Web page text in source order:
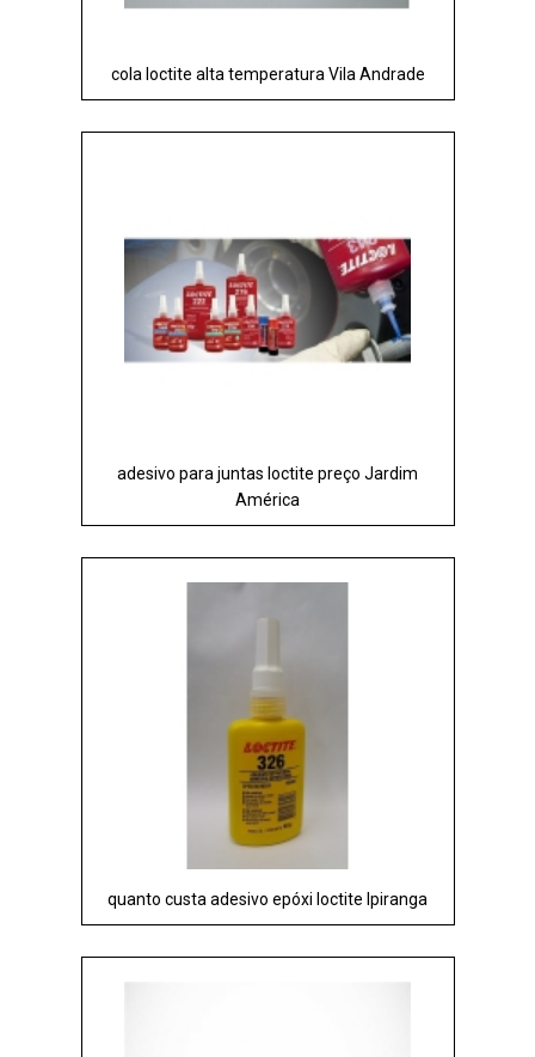
cola loctite alta temperatura Vila Andrade
adesivo para juntas loctite preço Jardim
América
quanto custa adesivo epóxi loctite Ipiranga